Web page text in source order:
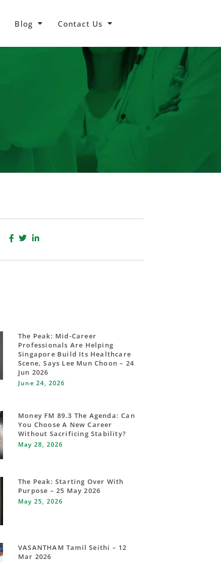
Blog Contact Us
The Peak: Mid-Career
Professionals Are Helping
Singapore Build Its Healthcare
Scene, Says Lee Mun Choon – 24
Jun 2026
June 24, 2026
Money FM 89.3 The Agenda: Can
You Choose A New Career
Without Sacrificing Stability?
May 28, 2026
The Peak: Starting Over With
Purpose – 25 May 2026
May 25, 2026
VASANTHAM Tamil Seithi – 12
Mar 2026